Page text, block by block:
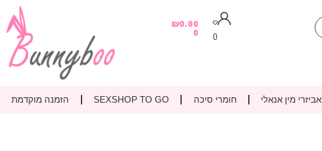
0
₪0.00
0
אביזרי מין אנאלי חומרי סיכה SEXSHOP TO GO הזמנה מוקדמת